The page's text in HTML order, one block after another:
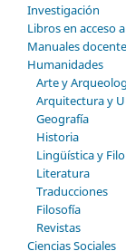
Investigación
Libros en acceso
Manuales
Humanidades
Arte y
Arquitectura y
Geografía
Historia
Lingüística y
Literatura
Traducciones
Filosofía
Revistas
Ciencias Sociales